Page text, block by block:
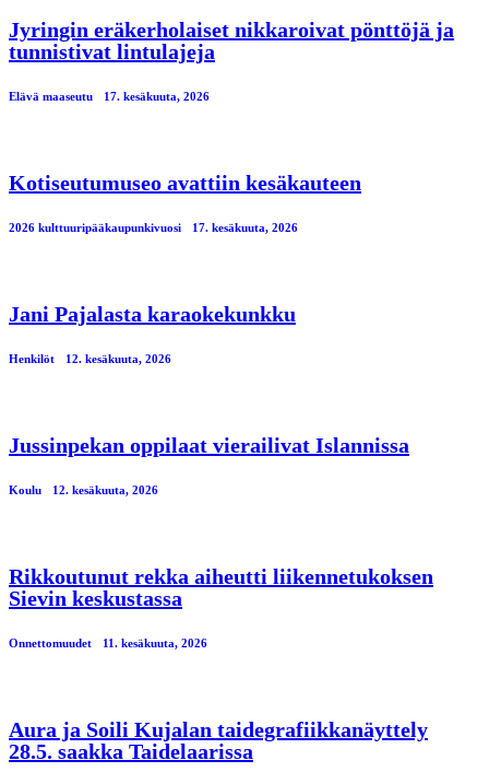
Jyringin eräkerholaiset nikkaroivat pönttöjä ja
tunnistivat lintulajeja
Elävä maaseutu 17. kesäkuuta, 2026
Kotiseutumuseo avattiin kesäkauteen
2026 kulttuuripääkaupunkivuosi 17. kesäkuuta, 2026
Jani Pajalasta karaokekunkku
Henkilöt 12. kesäkuuta, 2026
Jussinpekan oppilaat vierailivat Islannissa
Koulu 12. kesäkuuta, 2026
Rikkoutunut rekka aiheutti liikennetukoksen
Sievin keskustassa
Onnettomuudet 11. kesäkuuta, 2026
Aura ja Soili Kujalan taidegrafiikkanäyttely
28.5. saakka Taidelaarissa